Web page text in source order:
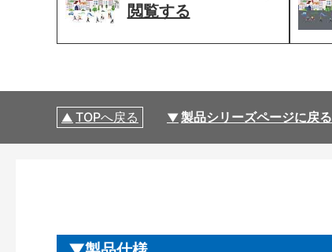
閲覧する
TOPへ戻る 製品シリーズページに戻る